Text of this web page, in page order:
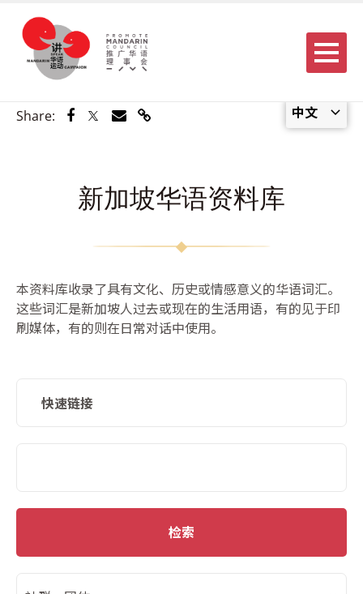
中文
Menu
Share: Share via Facebook
Share via Twitter
Share via Email
Share via Link
新加坡华语资料库
本资料库收录了具有文化、历史或情感意义的华语词汇。
这些词汇是新加坡人过去或现在的生活用语，有的见于印
刷媒体，有的则在日常对话中使用。
快速链接
检索